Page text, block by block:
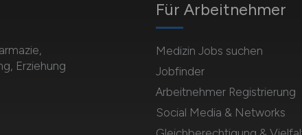
Erziehung
Für Arbeitnehmer
Medizin Jobs suchen
Jobfinder
Arbeitnehmer Registrierung
Social Media & Networks